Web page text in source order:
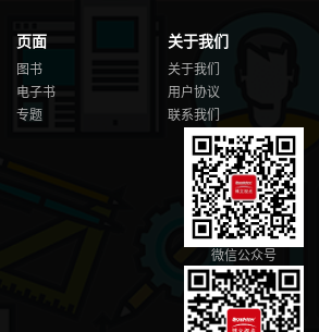
页面
图书
电子书
专题
关于我们
关于我们
用户协议
联系我们
微信公众号